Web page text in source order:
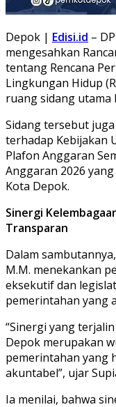
Depok | Edisi.id –
mengesahkan
tentang Rencana
Lingkungan Hidup
ruang sidang utama
Sidang tersebut
terhadap Kebijakan
Plafon Anggaran
Anggaran 2026
Kota Depok.
Sinergi
Transparan
Dalam
M.M. menekankan
eksekutif dan
pemerintahan yang
“Sinergi yang
Depok merupakan
pemerintahan yang
akuntabel”, ujar
Ia menilai, bahwa